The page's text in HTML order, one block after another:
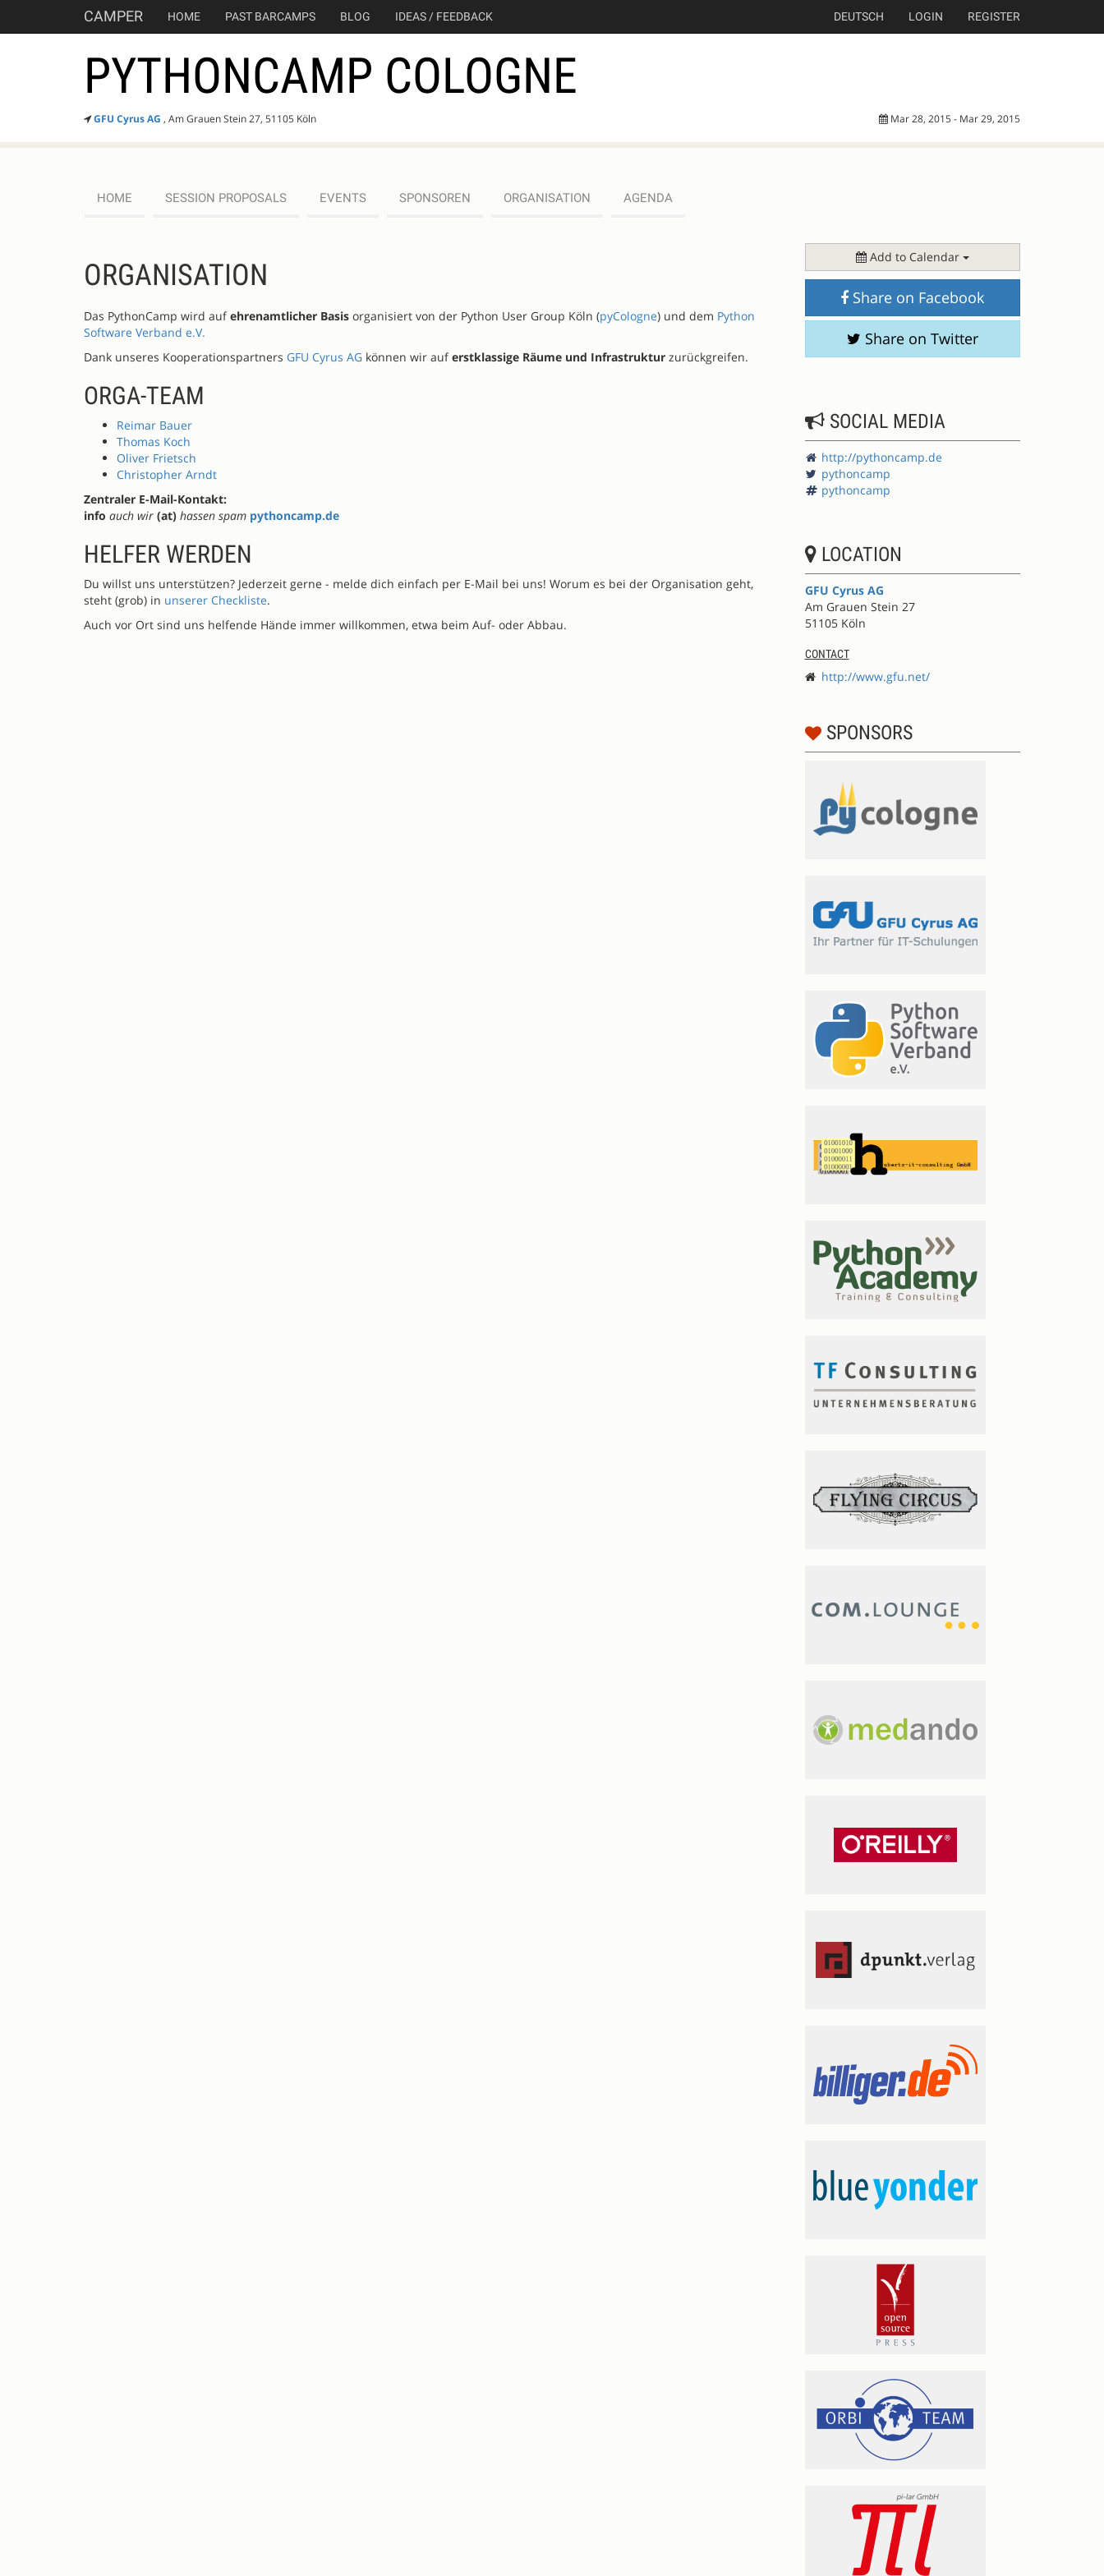
CAMPER HOME PAST BARCAMPS BLOG IDEAS / FEEDBACK DEUTSCH LOGIN REGISTER
PYTHONCAMP COLOGNE
GFU Cyrus AG , Am Grauen Stein 27, 51105 Köln Mar 28, 2015 - Mar 29, 2015
HOME SESSION PROPOSALS EVENTS SPONSOREN ORGANISATION AGENDA
ORGANISATION
Das PythonCamp wird aufehrenamtlicher Basis organisiert von der Python User Group Köln (pyCologne) und dem Python
Software Verband e.V.
Dank unseres Kooperationspartners GFU Cyrus AG können wir auferstklassige Räume und Infrastruktur zurückgreifen.
ORGA-TEAM
Reimar Bauer
Thomas Koch
Oliver Frietsch
Christopher Arndt
Zentraler E-Mail-Kontakt:
info auch wir (at) hassen spam pythoncamp.de
HELFER WERDEN
Du willst uns unterstützen? Jederzeit gerne - melde dich einfach per E-Mail bei uns! Worum es bei der Organisation geht,
steht (grob) in unserer Checkliste.
Auch vor Ort sind uns helfende Hände immer willkommen, etwa beim Auf- oder Abbau.
Add to Calendar
Share on Facebook
Share on Twitter
SOCIAL MEDIA
http://pythoncamp.de
pythoncamp
pythoncamp
LOCATION
GFU Cyrus AG
Am Grauen Stein 27
51105 Köln
CONTACT
http://www.gfu.net/
SPONSORS